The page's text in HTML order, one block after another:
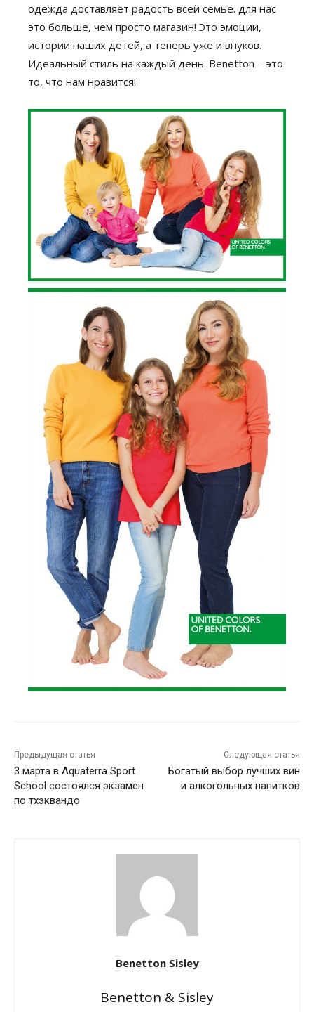
одежда доставляет радость всей семье. для нас
это больше, чем просто магазин! Это эмоции,
истории наших детей, а теперь уже и внуков.
Идеальный стиль на каждый день. Benetton – это
то, что нам нравится!
Предыдущая статья
3 марта в Aquaterra Sport
School состоялся экзамен
по тхэквандо
Следующая статья
Богатый выбор лучших вин
и алкогольных напитков
Benetton Sisley
Benetton & Sisley